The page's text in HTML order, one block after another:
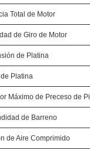
Total de Motor
de Giro de Motor
de Platina
Platina
Máximo de Preceso de
de Barreno
de Aire Comprimido